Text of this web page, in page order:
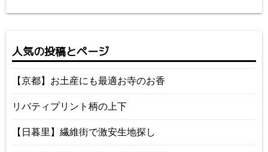
人気の投稿とページ
【京都】お土産にも最適お寺のお香
リバティプリント柄の上下
【日暮里】繊維街で激安生地探し